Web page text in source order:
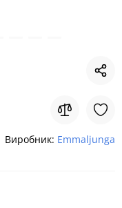
Виробник: Emmaljunga